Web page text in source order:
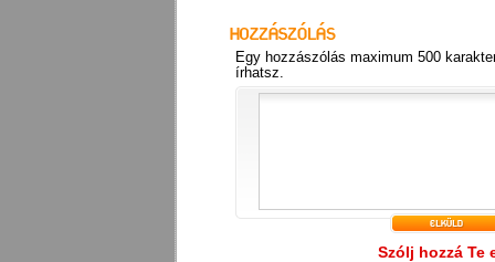
Egy hozzászólás maximum 500
írhatsz.
Szólj hozzá Te